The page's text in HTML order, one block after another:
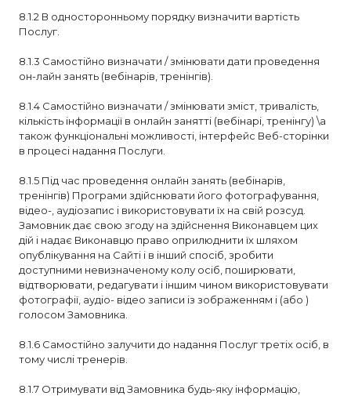
8.1.2 В односторонньому порядку визначити вартість
Послуг.
8.1.3 Самостійно визначати / змінювати дати проведення
он-лайн занять (вебінарів, тренінгів).
8.1.4 Самостійно визначати / змінювати зміст, тривалість,
кількість інформації в онлайн занятті (вебінарі, тренінгу) \а
також функціональні можливості, інтерфейс Веб-сторінки
в процесі надання Послуги.
8.1.5 Під час проведення онлайн занять (вебінарів,
тренінгів) Програми здійснювати його фотографування,
відео-, аудіозапис і використовувати їх на свій розсуд.
Замовник дає свою згоду на здійснення Виконавцем цих
дій і надає Виконавцю право оприлюднити їх шляхом
опублікування на Сайті і в інший спосіб, зробити
доступними невизначеному колу осіб, поширювати,
відтворювати, редагувати і іншим чином використовувати
фотографії, аудіо- відео записи із зображенням і (або )
голосом Замовника.
8.1.6 Самостійно залучити до надання Послуг третіх осіб, в
тому числі тренерів.
8.1.7 Отримувати від Замовника будь-яку інформацію,